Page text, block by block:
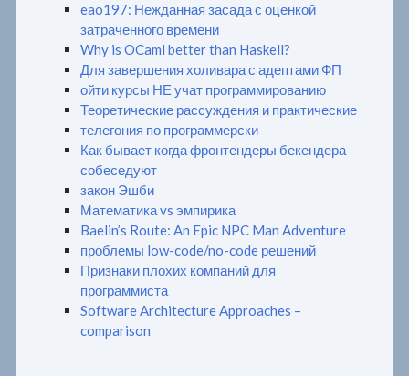
eao197: Нежданная засада с оценкой
затраченного времени
Why is OCaml better than Haskell?
Для завершения холивара с адептами ФП
ойти курсы НЕ учат программированию
Теоретические рассуждения и практические
телегония по программерски
Как бывает когда фронтендеры бекендера
собеседуют
закон Эшби
Математика vs эмпирика
Baelin’s Route: An Epic NPC Man Adventure
проблемы low-code/no-code решений
Признаки плохих компаний для
программиста
Software Architecture Approaches –
comparison